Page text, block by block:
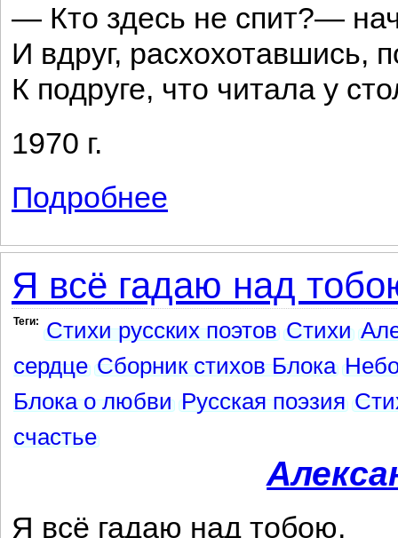
— Кто здесь не спит?—
И вдруг, расхохотавшись,
К подруге, что читала у
1970 г.
Подробнее
Я всё гадаю над
Теги: Стихи русских поэтов Стихи
сердце Сборник стихов Блока
Блока о любви Русская поэзия
счастье
Я всё гадаю над тобою,